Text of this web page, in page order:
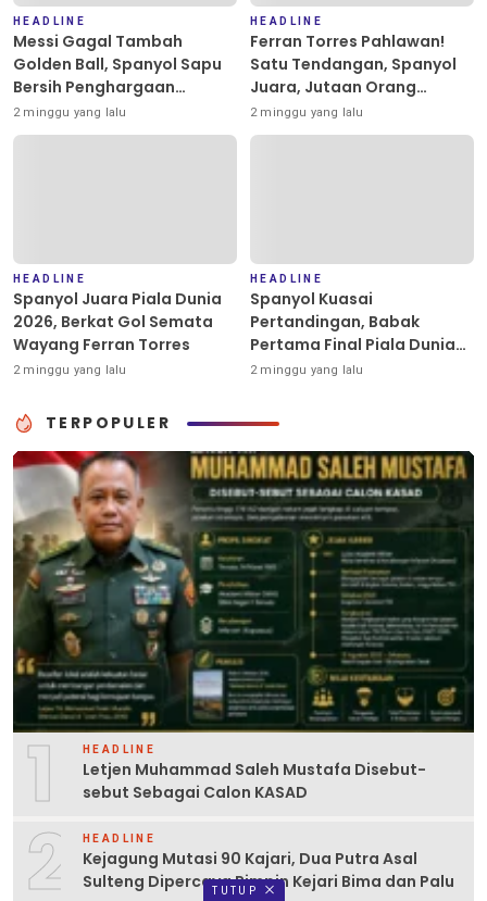
HEADLINE
Messi Gagal Tambah
Golden Ball, Spanyol Sapu
Bersih Penghargaan
Individu Piala Dunia 2026
2 minggu yang lalu
HEADLINE
Ferran Torres Pahlawan!
Satu Tendangan, Spanyol
Juara, Jutaan Orang
Berpesta
2 minggu yang lalu
HEADLINE
Spanyol Juara Piala Dunia
2026, Berkat Gol Semata
Wayang Ferran Torres
2 minggu yang lalu
HEADLINE
Spanyol Kuasai
Pertandingan, Babak
Pertama Final Piala Dunia
2026 Masih Tanpa Gol
2 minggu yang lalu
TERPOPULER
1 HEADLINE
Letjen Muhammad Saleh Mustafa Disebut-
sebut Sebagai Calon KASAD
2 HEADLINE
Kejagung Mutasi 90 Kajari, Dua Putra Asal
Sulteng Dipercaya Pimpin Kejari Bima dan Palu
TUTUP